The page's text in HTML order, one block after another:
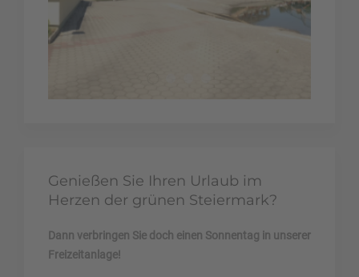
Genießen Sie Ihren Urlaub im
Herzen der grünen Steiermark?
Dann verbringen Sie doch einen Sonnentag in unserer
Freizeitanlage!